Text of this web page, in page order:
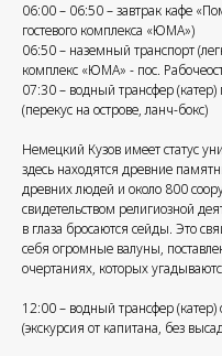
06:00 – 06:50 – завтрак кафе
гостевого комплекса «ЮМА»)
06:50 – наземный транспорт
комплекс «ЮМА» - пос.
07:30 – водный трансфер
(перекус на острове, ланч-бокс)
Немецкий Кузов имеет статус
здесь находятся древние
древних людей и около 800
свидетельством религиозной
в глаза бросаются сейды. Это
себя огромные валуны,
очертаниях, которых
12:00 – водный трансфер
(экскурсия от капитана, без